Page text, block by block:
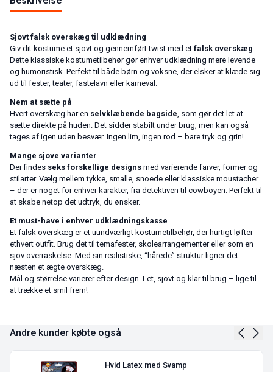
Sjovt falsk overskæg til udklædning
Giv dit kostume et sjovt og gennemført twist med et falsk overskæg
Dette klassiske kostumetilbehør gør enhver udklædning mere levende
og humoristisk. Perfekt til både børn og voksne, der elsker at klæde sig
ud til fester, teater, fastelavn eller karneval.
Nem at sætte på
Hvert overskæg har en selvklæbende bagside , som gør det let at
sætte direkte på huden. Det sidder stabilt under brug, men kan også
tages af igen uden besvær. Ingen lim, ingen rod – bare tryk og grin!
Mange sjove varianter
Der findes seks forskellige designs med varierende farver, former og
stilarter. Vælg mellem tykke, smalle, snoede eller klassiske moustacher
– der er noget for enhver karakter, fra detektiven til cowboyen. Perfekt til
at skabe netop det udtryk, du ønsker.
Et must-have i enhver udklædningskasse
Et falsk overskæg er et uundværligt kostumetilbehør, der hurtigt løfter
ethvert outfit. Brug det til temafester, skolearrangementer eller som en
sjov overraskelse. Med sin realistiske, “hårede” struktur ligner det
næsten et ægte overskæg.
Mål og størrelse varierer efter design. Let, sjovt og klar til brug – lige til
at trække et smil frem!
Andre kunder købte også
Hvid Latex med Svamp